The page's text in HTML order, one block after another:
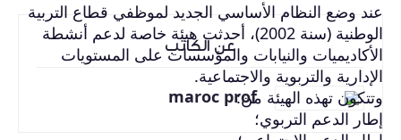
عند وضع النظام الأساسي الجديد لموظفي قطاع التربية
الوطنية (سنة 2002)، أحدثت هيئة خاصة لدعم أنشطة
الأكاديميات والنيابات والمؤسسات على المستويات
الإدارية والتربوية والاجتماعية.
وتتكون تهذه الهيئة من:
إطار الدعم التربوي؛
عن الكاتب
maroc prof